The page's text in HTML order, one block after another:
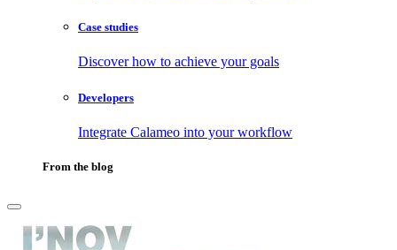
Case studies
Discover how to achieve your goals
Developers
Integrate Calameo into your workflow
From the blog